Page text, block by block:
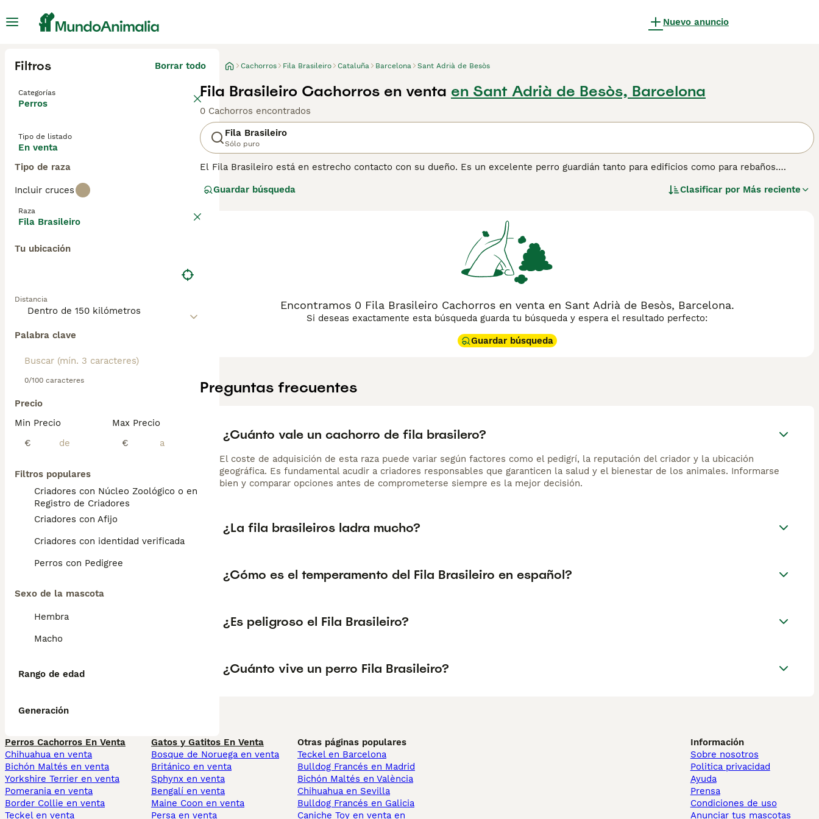
Nuevo anuncio
Filtros Borrar todo
Categorías
Perros
Tipo de listado
En venta
Tipo de raza
Incluir cruces
Raza
Fila Brasileiro
Tu ubicación
Distancia
Palabra clave
0/100 caracteres
Precio
Min Precio
€
Max Precio
€
Filtros populares
Criadores con Núcleo Zoológico o en el
Registro de Criadores
Criadores con Afijo
Criadores con identidad verificada
Perros con Pedigree
Sexo de la mascota
Hembra
Macho
Rango de edad
Generación
Cachorros Fila Brasileiro Cataluña Barcelona Sant Adrià de Besòs
Fila Brasileiro Cachorros en venta en Sant Adrià de Besòs, Barcelona
0 Cachorros encontrados
Fila Brasileiro
Sólo puro
El Fila Brasileiro está en estrecho contacto con su dueño. Es un excelente perro guardián tanto para edificios como para rebaños.
obedecen bien. No les gustan mucho los extraños, lo que pueden expresar siendo agresivos o evasivos. Además, tienen un gran instinto
no es adecuado para un dueño inexperto o principiante.
Guardar búsqueda Clasificar por Más reciente
Encontramos 0 Fila Brasileiro Cachorros en venta en Sant Adrià de Besòs, Barcelona.
Si deseas exactamente esta búsqueda guarda tu búsqueda y espera el resultado perfecto:
Guardar búsqueda
Preguntas frecuentes
¿Cuánto vale un cachorro de fila brasilero?
El coste de adquisición de esta raza puede variar según factores como el pedigrí, la reputación del criador y la ubicación
geográfica. Es fundamental acudir a criadores responsables que garanticen la salud y el bienestar de los animales. Informarse
bien y comparar opciones antes de comprometerse siempre es la mejor decisión.
¿La fila brasileiros ladra mucho?
¿Cómo es el temperamento del Fila Brasileiro en español?
¿Es peligroso el Fila Brasileiro?
¿Cuánto vive un perro Fila Brasileiro?
Perros Cachorros En Venta
Chihuahua en venta
Bichón Maltés en venta
Yorkshire Terrier en venta
Pomerania en venta
Border Collie en venta
Teckel en venta
Gatos y Gatitos En Venta
Bosque de Noruega en venta
Británico en venta
Sphynx en venta
Bengalí en venta
Maine Coon en venta
Persa en venta
Otras páginas populares
Teckel en Barcelona
Bulldog Francés en Madrid
Bichón Maltés en València
Chihuahua en Sevilla
Bulldog Francés en Galicia
Caniche Toy en venta en
Información
Sobre nosotros
Politica privacidad
Ayuda
Prensa
Condiciones de uso
Anunciar tus mascotas